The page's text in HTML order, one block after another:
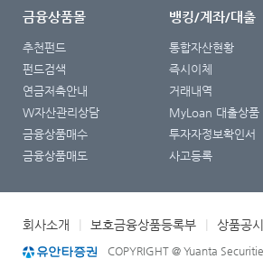
금융상품몰
추천펀드
펀드검색
연금저축안내
W자산관리상담
금융상품매수
금융상품매도
뱅킹/계좌/대출
통합자산현황
즉시이체
거래내역
MyLoan 대출상품
투자자정보확인서
사고등록
회사소개 보호금융상품등록부 상품공
COPYRIGHT @ Yuanta